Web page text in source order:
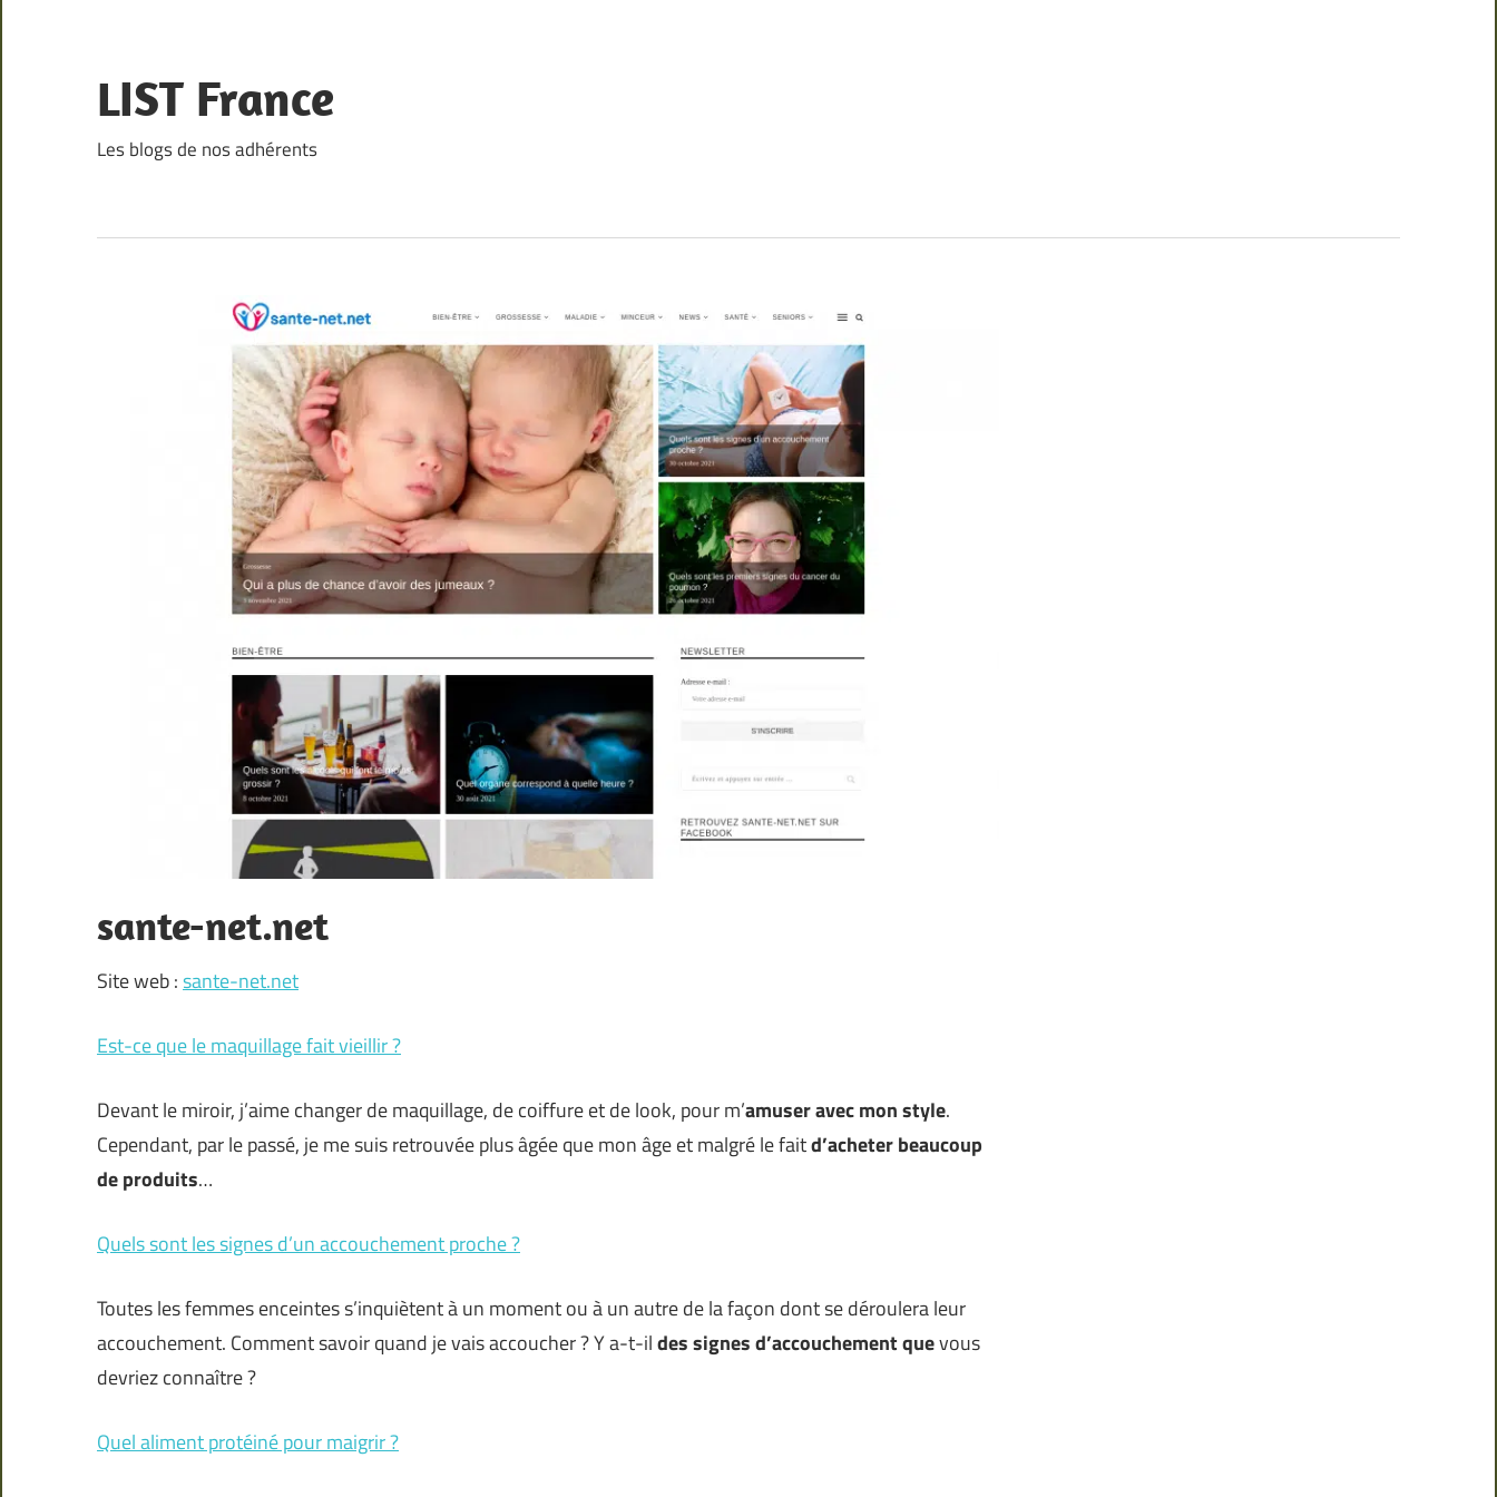
content
LIST France
Les blogs de nos adhérents
sante-net.net
Site web :sante-net.net
Est-ce que le maquillage fait vieillir ?
Devant le miroir, j’aime changer de maquillage, de coiffure et de look, pour m’amuser avec mon style.
Cependant, par le passé, je me suis retrouvée plus âgée que mon âge et malgré le faitd’acheter beaucoup
de produits…
Quels sont les signes d’un accouchement proche ?
Toutes les femmes enceintes s’inquiètent à un moment ou à un autre de la façon dont se déroulera leur
accouchement. Comment savoir quand je vais accoucher ? Y a-t-ildes signes d’accouchement quevous
devriez connaître ?
Quel aliment protéiné pour maigrir ?